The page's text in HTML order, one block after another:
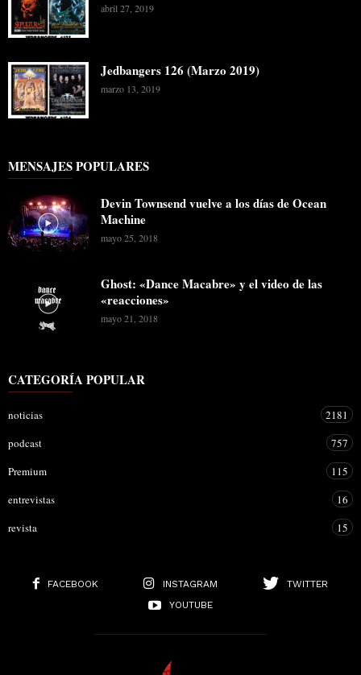
abril 27, 2019
Jedbangers 126 (Marzo 2019)
marzo 13, 2019
MENSAJES POPULARES
Devin Townsend vuelve a los días de Ocean
Machine
mayo 25, 2018
Ghost: «Dance Macabre» y el video de las
«reacciones»
mayo 21, 2018
CATEGORÍA POPULAR
noticias
2181
podcast
757
Premium
115
entrevistas
16
revista
15
FACEBOOK INSTAGRAM
TWITTER
YOUTUBE